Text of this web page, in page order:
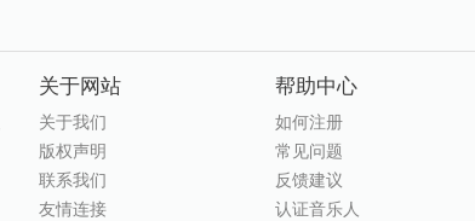
关于网站
关于我们
版权声明
联系我们
友情连接
帮助中心
如何注册
常见问题
反馈建议
认证音乐人